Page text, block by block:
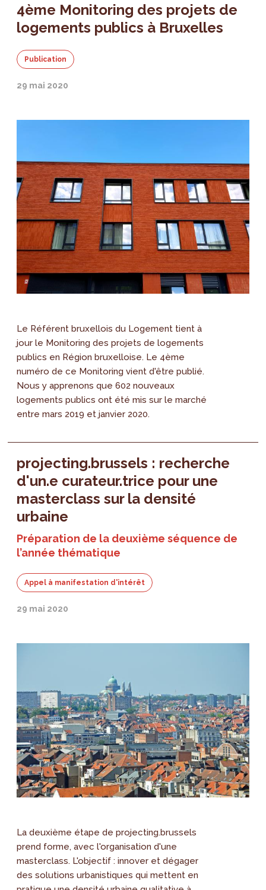
4ème Monitoring des projets de
logements publics à Bruxelles
Publication
29 mai 2020
Le Référent bruxellois du Logement tient à
jour le Monitoring des projets de logements
publics en Région bruxelloise. Le 4ème
numéro de ce Monitoring vient d'être publié.
Nous y apprenons que 602 nouveaux
logements publics ont été mis sur le marché
entre mars 2019 et janvier 2020.
projecting.brussels : recherche
d'un.e curateur.trice pour une
masterclass sur la densité
urbaine
Préparation de la deuxième séquence de
l’année thématique
Appel à manifestation d'intérêt
29 mai 2020
La deuxième étape de projecting.brussels
prend forme, avec l'organisation d'une
masterclass. L'objectif : innover et dégager
des solutions urbanistiques qui mettent en